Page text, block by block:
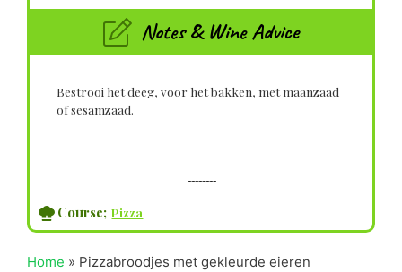
Notes & Wine Advice
Bestrooi het deeg, voor het bakken, met maanzaad
of sesamzaad.
------------------------------------------------------------------------------------------
--------
Course; Pizza
Home » Pizzabroodjes met gekleurde eieren